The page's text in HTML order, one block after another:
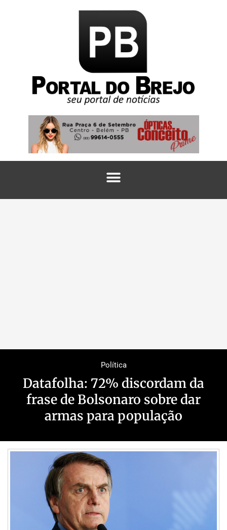
Política
Datafolha: 72% discordam da
frase de Bolsonaro sobre dar
armas para população